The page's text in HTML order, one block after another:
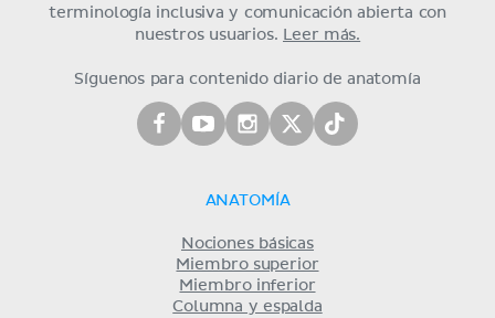
terminología inclusiva y comunicación abierta con
nuestros usuarios. Leer más.
Síguenos para contenido diario de anatomía
ANATOMÍA
Nociones básicas
Miembro superior
Miembro inferior
Columna y espalda